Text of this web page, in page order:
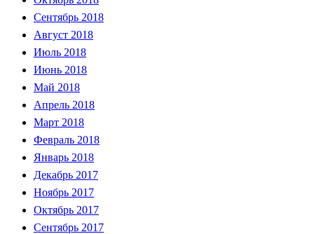
Сентябрь 2018
Август 2018
Июль 2018
Июнь 2018
Май 2018
Апрель 2018
Март 2018
Февраль 2018
Январь 2018
Декабрь 2017
Ноябрь 2017
Октябрь 2017
Сентябрь 2017